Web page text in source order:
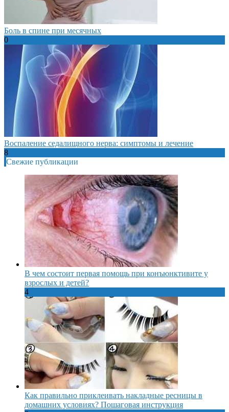
Боль в спине при месячных
0
Воспаление седалищного нерва: симптомы и лечение
8
Свежие публикации
В чем состоит первая помощь при конъюнктивите у
взрослых и детей?
4
Как правильно приклеивать накладные ресницы в
домашних условиях? Пошаговая инструкция